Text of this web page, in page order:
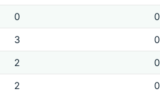
0
0
3
0
2
0
2
0